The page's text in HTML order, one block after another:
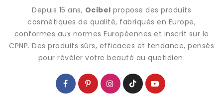
Depuis 15 ans, Ocibel propose des produits
cosmétiques de qualité, fabriqués en Europe,
conformes aux normes Européennes et inscrit sur le
CPNP. Des produits sûrs, efficaces et tendance, pensés
pour révéler votre beauté au quotidien.